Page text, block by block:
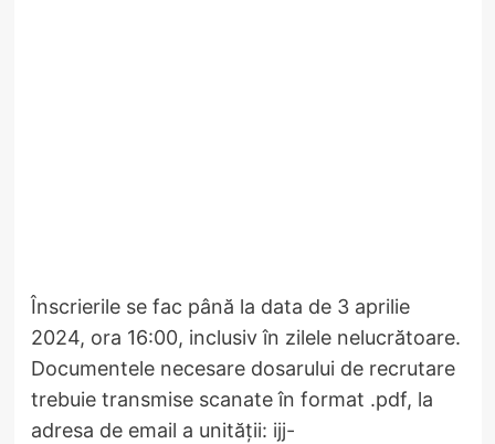
Înscrierile se fac până la data de 3 aprilie
2024, ora 16:00, inclusiv în zilele nelucrătoare.
Documentele necesare dosarului de recrutare
trebuie transmise scanate în format .pdf, la
adresa de email a unității: ijj-